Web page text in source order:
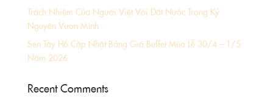
Trách Nhiệm Của Người Việt Với Đất Nước Trong Kỷ
Nguyên Vươn Mình
Sen Tây Hồ Cập Nhật Bảng Giá Buffet Mùa Lễ 30/4 – 1/5
Năm 2026
Recent Comments